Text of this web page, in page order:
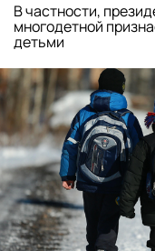
В частности,
многодетной
детьми